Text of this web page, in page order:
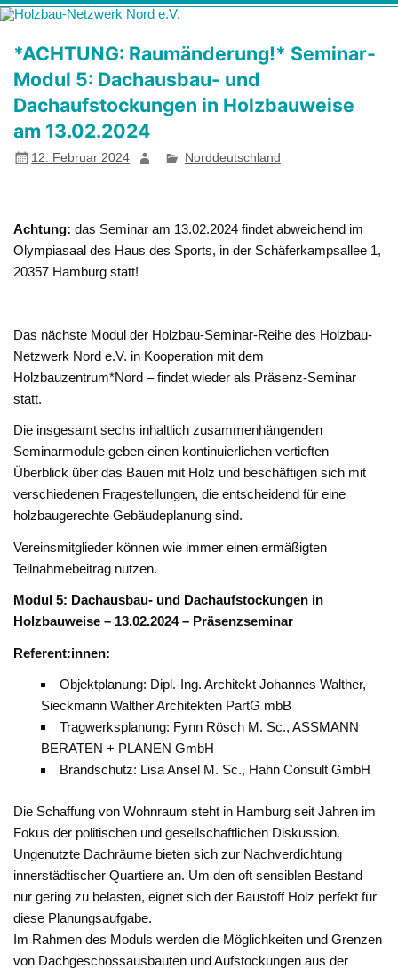
Zum
Inhalt
Holzbau-
Netzwerk Nord
e.V.
Förderung von Bildung im Themenfeld "Holz als klimafreundlicher
*ACHTUNG: Raumänderung!* Seminar-
Modul 5: Dachausbau- und
Dachaufstockungen in Holzbauweise
am 13.02.2024
12. Februar 2024 Norddeutschland
Achtung: das Seminar am 13.02.2024 findet abweichend im
Olympiasaal des Haus des Sports, in der Schäferkampsallee 1,
20357 Hamburg statt!
Das nächste Modul der Holzbau-Seminar-Reihe des Holzbau-
Netzwerk Nord e.V. in Kooperation mit dem
Holzbauzentrum*Nord – findet wieder als Präsenz-Seminar
statt.
Die insgesamt sechs inhaltlich zusammenhängenden
Seminarmodule geben einen kontinuierlichen vertieften
Überblick über das Bauen mit Holz und beschäftigen sich mit
verschiedenen Fragestellungen, die entscheidend für eine
holzbaugerechte Gebäudeplanung sind.
Vereinsmitglieder können wie immer einen ermäßigten
Teilnahmebeitrag nutzen.
Modul 5: Dachausbau- und Dachaufstockungen in
Holzbauweise – 13.02.2024 – Präsenzseminar
Referent:innen:
Objektplanung: Dipl.-Ing. Architekt Johannes Walther,
Sieckmann Walther Architekten PartG mbB
Tragwerksplanung: Fynn Rösch M. Sc., ASSMANN
BERATEN + PLANEN GmbH
Brandschutz: Lisa Ansel M. Sc., Hahn Consult GmbH
Die Schaffung von Wohnraum steht in Hamburg seit Jahren im
Fokus der politischen und gesellschaftlichen Diskussion.
Ungenutzte Dachräume bieten sich zur Nachverdichtung
innerstädtischer Quartiere an. Um den oft sensiblen Bestand
nur gering zu belasten, eignet sich der Baustoff Holz perfekt für
diese Planungsaufgabe.
Im Rahmen des Moduls werden die Möglichkeiten und Grenzen
von Dachgeschossausbauten und Aufstockungen aus der